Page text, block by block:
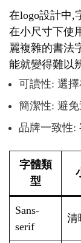
在logo設計中,
在小尺寸下使
麗複雜的書法
能就變得難以
可讀性: 選擇
簡潔性: 避免
品牌一致性:
字體類
型
Sans-
serif
清